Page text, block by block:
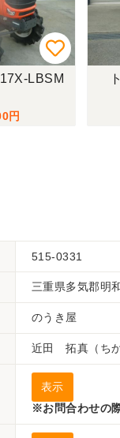
LBSM
515-0331
三重県多気郡明
のうき屋
近田 拓真（ち
表示
※お問合わせの